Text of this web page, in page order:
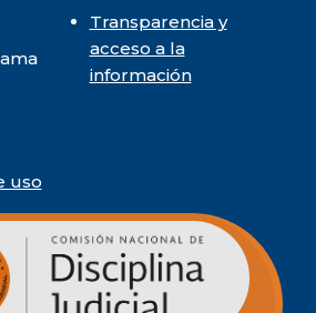
uso
Transparencia y
acceso a la
información